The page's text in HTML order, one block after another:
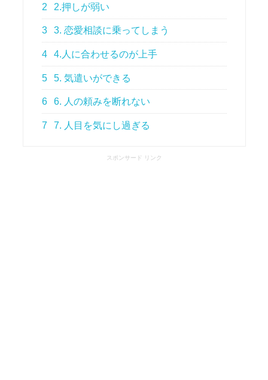
2 2.押しが弱い
3 3. 恋愛相談に乗ってしまう
4 4.人に合わせるのが上手
5 5. 気遣いができる
6 6. 人の頼みを断れない
7 7. 人目を気にし過ぎる
スポンサード リンク